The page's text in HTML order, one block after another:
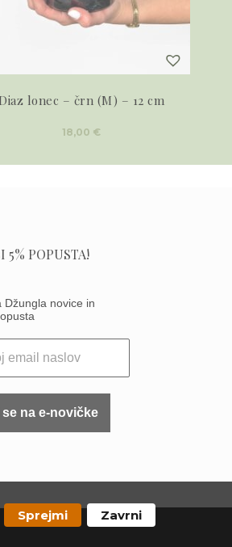
Sprejmi Zavrni
lonec – črn (M) – 12 cm
18,00 €
5% POPUSTA!
Džungla novice in
se na e-novičke